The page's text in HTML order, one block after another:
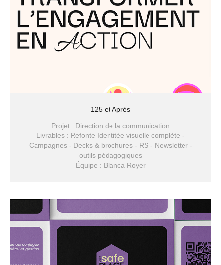
125 et Après
Projet : Direction de la communication
Livrables : Refonte Identitée visuelle complète -
Campagnes - Decks & brochures - RS - Newsletter -
outils pédagogiques
Équipe : Blanca Royer